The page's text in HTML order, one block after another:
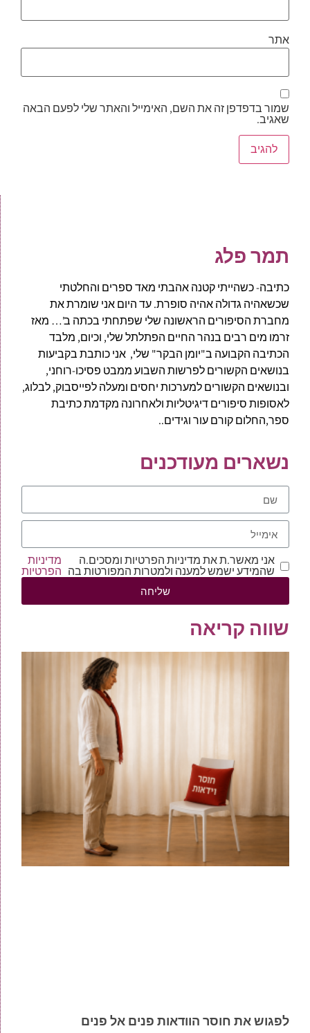
תמר פלג
כתיבה- כשהייתי קטנה אהבתי מאד ספרים והחלטתי
שכשאהיה גדולה אהיה סופרת. עד היום אני שומרת את
מחברת הסיפורים הראשונה שלי שפתחתי בכתה ב'… מאז
זרמו מים רבים בנהר החיים הפתלתל שלי, וכיום, מלבד
הכתיבה הקבועה ב"יומן הבקר" שלי, אני כותבת בקביעות
בנושאים הקשורים לפרשות השבוע ממבט פסיכו-רוחני,
ובנושאים הקשורים למערכות יחסים ומעלה לפייסבוק, לבלוג,
לאסופות סיפורים דיגיטליות ולאחרונה מקדמת כתיבת
ספר,החלום קורם עור וגידים..
נשארים מעודכנים
אני מאשר.ת את מדיניות הפרטיות ומסכים.ה
שהמידע ישמש למענה ולמטרות המפורטות בה
מדיניות
הפרטיות
שליחה
שווה קריאה
לפגוש את חוסר הוודאות פנים אל פנים
אתר
שמור בדפדפן זה את השם, האימייל והאתר שלי לפעם הבאה
שאגיב.